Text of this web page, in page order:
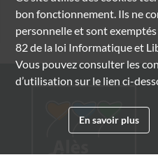
bon fonctionnement. Ils ne
personnelle et sont
82 de la loi Informatique et
Vous pouvez consulter les
d’utilisation sur le lien ci-
En savoir plus